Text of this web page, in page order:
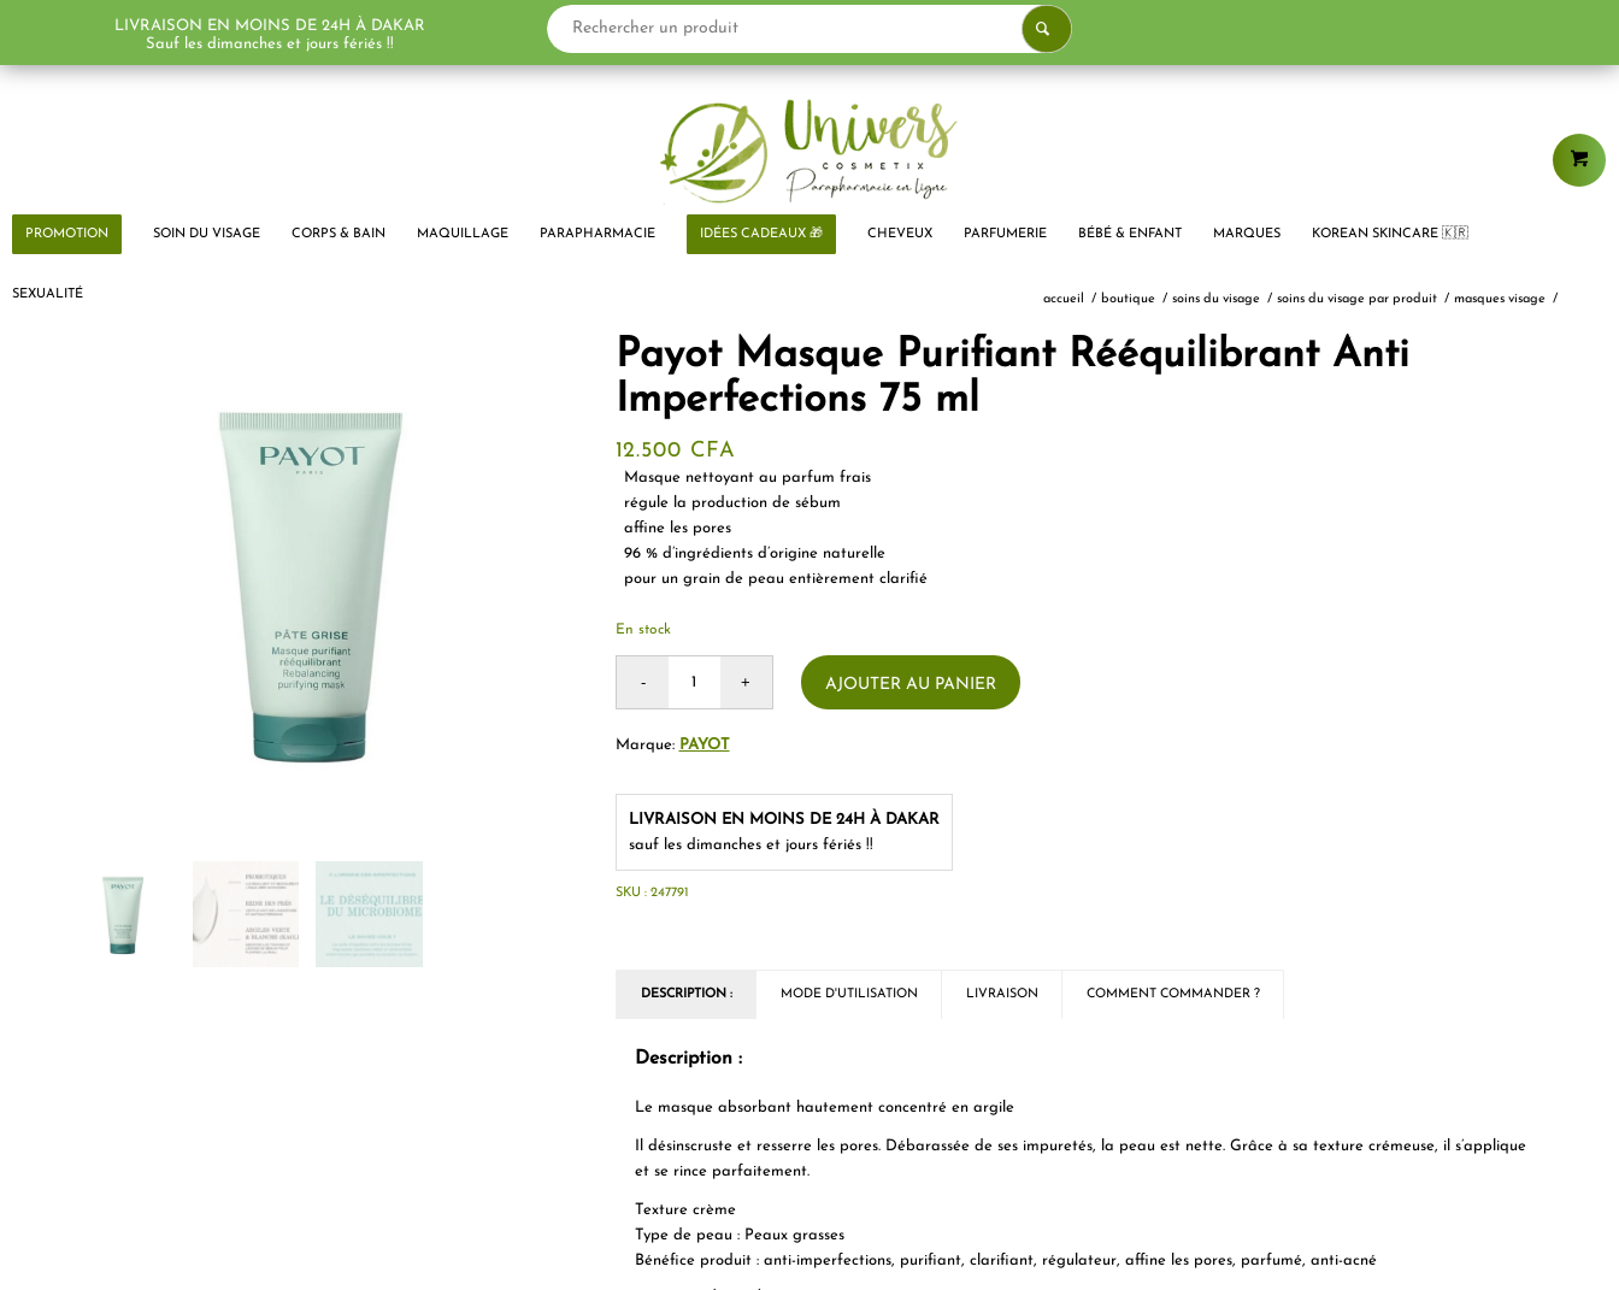
PROMOTION SOIN DU VISAGE CORPS & BAIN MAQUILLAGE PARAPHARMACIE IDÉES CADEAUX 🎁 CHEVEUX PARFUMERIE BÉBÉ & ENFANT MARQUES KOREAN SKINCARE 🇰🇷
SEXUALITÉ accueil / boutique / soins du visage / soins du visage par produit / masques visage /
Payot Masque Purifiant Rééquilibrant Anti
Imperfections 75 ml
12.500 CFA
Masque nettoyant au parfum frais
régule la production de sébum
affine les pores
96 % d’ingrédients d’origine naturelle
pour un grain de peau entièrement clarifié
En stock
AJOUTER AU PANIER
Marque: PAYOT
LIVRAISON EN MOINS DE 24H À DAKAR
sauf les dimanches et jours fériés !!
SKU : 247791
DESCRIPTION : MODE D'UTILISATION LIVRAISON COMMENT COMMANDER ?
Description :
Le masque absorbant hautement concentré en argile
Il désinscruste et resserre les pores. Débarassée de ses impuretés, la peau est nette. Grâce à sa texture crémeuse, il s’applique
et se rince parfaitement.
Texture crème
Type de peau : Peaux grasses
Bénéfice produit : anti-imperfections, purifiant, clarifiant, régulateur, affine les pores, parfumé, anti-acné
LIVRAISON EN MOINS DE 24H À DAKAR
Sauf les dimanches et jours fériés !!